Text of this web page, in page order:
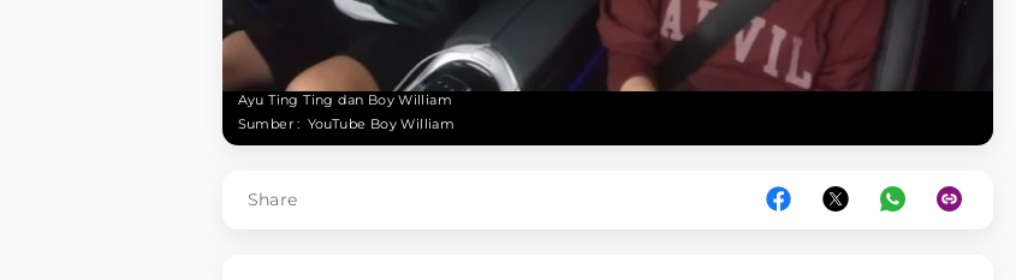
Ayu Ting Ting dan Boy William
Sumber : YouTube Boy William
Share